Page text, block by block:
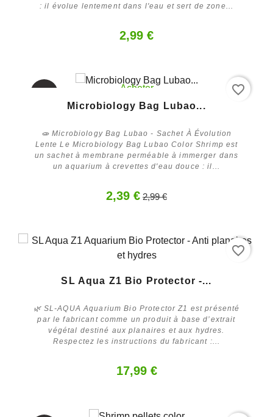
: il évolue lentement dans l'eau et sert de zone...
2,99 €
Acheter
Microbiology Bag Lubao...
🧫 Microbiology Bag Lubao - Sachet À Évolution
Lente Le Microbiology Bag Lubao Color Shrimp est
un sachet à membrane perméable à immerger dans
un aquarium à crevettes d'eau douce : il...
2,39 € 2,99 €
favorite_border
SL Aqua Z1 Bio Protector -...
🌿 SL-AQUA Aquarium Bio Protector Z1 est présenté
par le fabricant comme un produit à base d’extrait
végétal destiné aux planaires et aux hydres.
Respectez les instructions du fabricant :...
17,99 €
favorite_border